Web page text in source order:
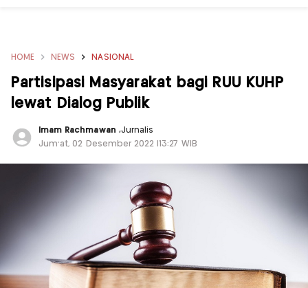
HOME NEWS NASIONAL
Partisipasi Masyarakat bagi RUU KUHP
lewat Dialog Publik
Imam Rachmawan ,Jurnalis
Jum'at, 02 Desember 2022 |13:27 WIB